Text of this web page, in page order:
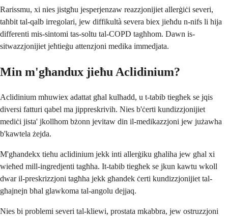
Rarissmu, xi nies jistgħu jesperjenzaw reazzjonijiet allerġiċi severi,
taħbit tal-qalb irregolari, jew diffikultà severa biex jieħdu n-nifs li hija
differenti mis-sintomi tas-soltu tal-COPD tagħhom. Dawn is-
sitwazzjonijiet jeħtieġu attenzjoni medika immedjata.
Min m'għandux jieħu Aclidinium?
Aclidinium mhuwiex adattat għal kulħadd, u t-tabib tiegħek se jqis
diversi fatturi qabel ma jippreskrivih. Nies b'ċerti kundizzjonijiet
mediċi jista' jkollhom bżonn jevitaw din il-medikazzjoni jew jużawha
b'kawtela żejda.
M'għandekx tieħu aclidinium jekk inti allerġiku għaliha jew għal xi
wieħed mill-ingredjenti tagħha. It-tabib tiegħek se jkun kawtu wkoll
dwar il-preskrizzjoni tagħha jekk għandek ċerti kundizzjonijiet tal-
għajnejn bħal glawkoma tal-angolu dejjaq.
Nies bi problemi severi tal-kliewi, prostata mkabbra, jew ostruzzjoni